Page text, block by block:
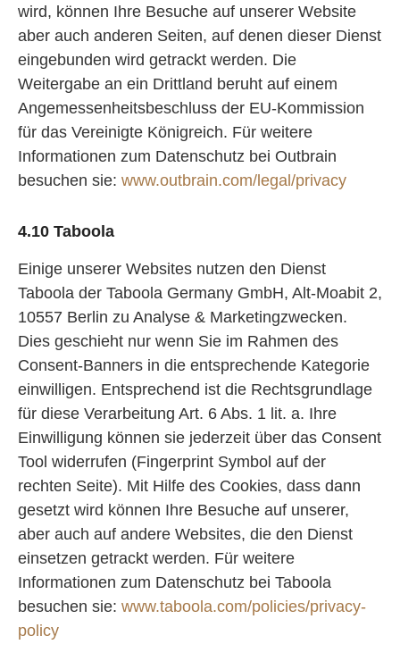
wird, können Ihre Besuche auf unserer Website
aber auch anderen Seiten, auf denen dieser Dienst
eingebunden wird getrackt werden. Die
Weitergabe an ein Drittland beruht auf einem
Angemessenheitsbeschluss der EU-Kommission
für das Vereinigte Königreich. Für weitere
Informationen zum Datenschutz bei Outbrain
besuchen sie: www.outbrain.com/legal/privacy
4.10 Taboola
Einige unserer Websites nutzen den Dienst
Taboola der Taboola Germany GmbH, Alt-Moabit 2,
10557 Berlin zu Analyse & Marketingzwecken.
Dies geschieht nur wenn Sie im Rahmen des
Consent-Banners in die entsprechende Kategorie
einwilligen. Entsprechend ist die Rechtsgrundlage
für diese Verarbeitung Art. 6 Abs. 1 lit. a. Ihre
Einwilligung können sie jederzeit über das Consent
Tool widerrufen (Fingerprint Symbol auf der
rechten Seite). Mit Hilfe des Cookies, dass dann
gesetzt wird können Ihre Besuche auf unserer,
aber auch auf andere Websites, die den Dienst
einsetzen getrackt werden. Für weitere
Informationen zum Datenschutz bei Taboola
besuchen sie: www.taboola.com/policies/privacy-
policy